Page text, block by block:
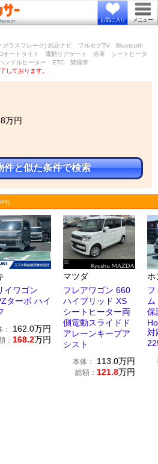
お気に入り メニュー
ガラスフレーク) 純正ナビ フルセグTV Bluetooth
オートライト 電動リアゲート 赤革 シートヒータ
ドルヒーター ETC 禁煙車
しております。
万円
件と似た条件で検索
］
イワゴン
ターボ ハイ
162.0万円
： 168.2万円
マツダ
フレアワゴン 660
ハイブリッド XS
シートヒーター両
側電動スライドド
アレーンキープア
シスト
本体： 113.0万円
総額： 121.8万円
ホ
フ
対